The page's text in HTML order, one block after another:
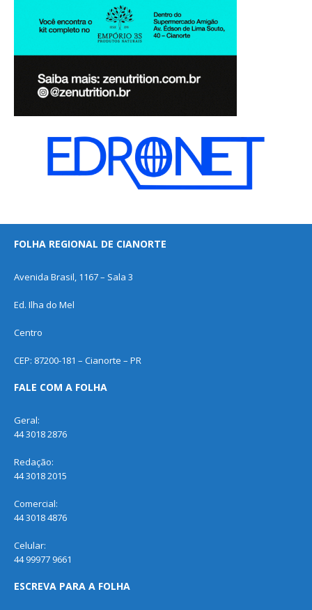
FOLHA REGIONAL DE CIANORTE
Avenida Brasil, 1167 – Sala 3
Ed. Ilha do Mel
Centro
CEP: 87200-181 – Cianorte – PR
FALE COM A FOLHA
Geral:
44 3018 2876
Redação:
44 3018 2015
Comercial:
44 3018 4876
Celular:
44 99977 9661
ESCREVA PARA A FOLHA